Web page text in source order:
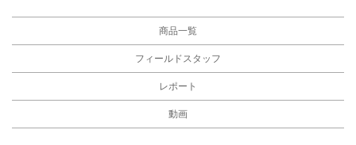
商品一覧
フィールドスタッフ
レポート
動画